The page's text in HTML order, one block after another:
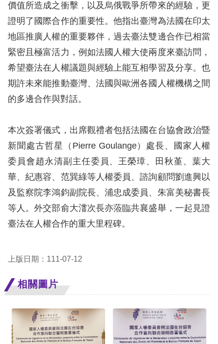
陳
情
申
訴
人
資
庫
無
障
快
捷
鍵
擇
價值所造成之衝擊，以及烏俄戰爭所帶來的經驗，更
證明了國際合作的重要性。他指出臺灣為法國在印太
地區推廣人權的重要夥伴，過去臺法雙邊合作已相當
緊密且極富活力，例如法國人權大使兩度來臺訪問，
希望臺法在人權議題與經驗上能互相學習及分享。也
期許未來能推動臺灣、法國與歐洲各國人權機構之間
的多邊合作與對話。
本次簽署儀式，出席觀禮者包括法國在台協會政治暨
新聞處古哲星（Pierre Goulange）處長、國家人權
委員會趙永清副主任委員、王榮璋、田秋堇、葉大
華、紀惠容、范巽綠等人權委員、諮詢顧問劉進興以
及監察院李鴻鈞副院長、浦忠成委員、朱富美秘書長
等人。外交部俞大㵢次長亦蒞臨共襄盛舉，一起見證
臺法在人權合作的重大里程碑。
上版日期：111-07-12
相關圖片